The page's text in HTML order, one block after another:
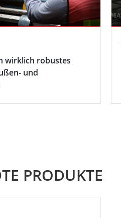
wirklich robustes
und
PRODUKTE